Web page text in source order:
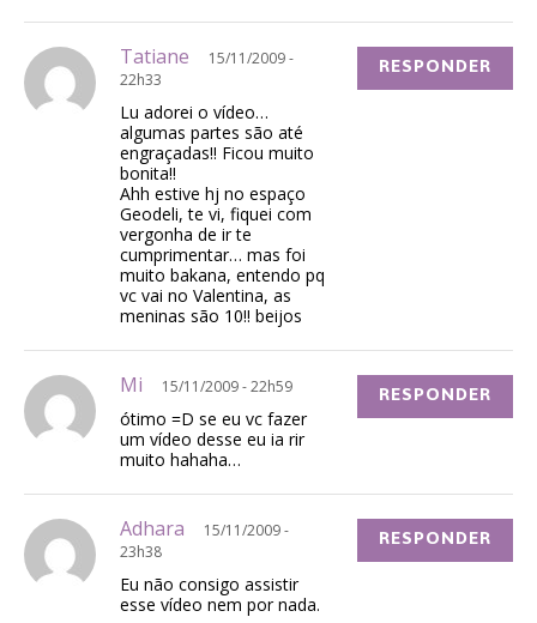
Tatiane
15/11/2009 -
22h33
Lu adorei o vídeo…
algumas partes são até
engraçadas!! Ficou muito
bonita!!
Ahh estive hj no espaço
Geodeli, te vi, fiquei com
vergonha de ir te
cumprimentar… mas foi
muito bakana, entendo pq
vc vai no Valentina, as
meninas são 10!! beijos
RESPONDER
Mi 15/11/2009 - 22h59
ótimo =D se eu vc fazer
um vídeo desse eu ia rir
muito hahaha…
RESPONDER
Adhara
15/11/2009 -
23h38
Eu não consigo assistir
esse vídeo nem por nada.
RESPONDER